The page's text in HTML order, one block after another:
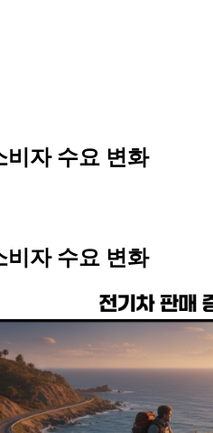
비자 수요 변화
비자 수요 변화